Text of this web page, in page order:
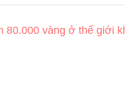
80.000 vàng ở thế giới